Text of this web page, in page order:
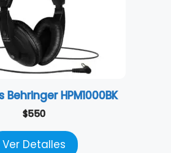
HPM1000BK
$550
Ver Detalles